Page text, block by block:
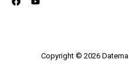
Copyright © 2026